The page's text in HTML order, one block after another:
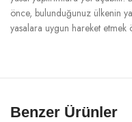
önce, bulunduğunuz ülkenin
yasalara uygun hareket etmek
Benzer Ürünler